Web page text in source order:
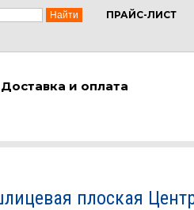
ПРАЙС-ЛИСТ
Доставка и оплата
плоская